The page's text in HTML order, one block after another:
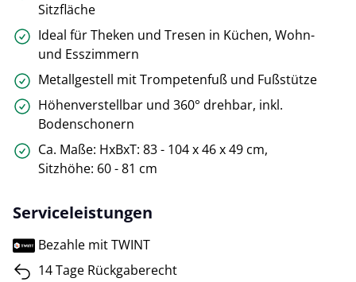
Sitzfläche
Ideal für Theken und Tresen in Küchen, Wohn-
und Esszimmern
Metallgestell mit Trompetenfuß und Fußstütze
Höhenverstellbar und 360° drehbar, inkl.
Bodenschonern
Ca. Maße: HxBxT: 83 - 104 x 46 x 49 cm,
Sitzhöhe: 60 - 81 cm
Serviceleistungen
Bezahle mit TWINT
14 Tage Rückgaberecht